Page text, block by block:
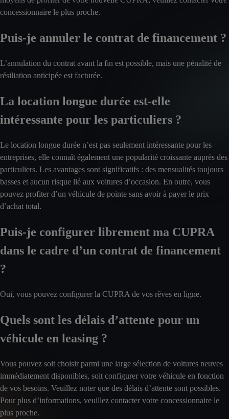
concessionnaire le plus proche.
Puis-je annuler le contrat de financement ?
L’annulation du contrat avant la fin est possible, mais une pénalité de
résiliation anticipée est facturée.
La location longue durée est-elle
intéressante pour les particuliers ?
Le location longue durée n’est pas seulement intéressante pour les
entreprises, elle connaît également une popularité croissante auprès des
particuliers. Les avantages sont significatifs : des mensualités toujours
basses et aucun risque lié aux voitures d’occasion. En outre, vous
pouvez profiter d’un véhicule de pointe sans avoir à payer le prix
d’achat total.
Puis-je configurer librement ma CUPRA
dans le cadre d’un contrat de financement
?
Oui, vous pouvez configurer la CUPRA de vos rêves en ligne.
Quels sont les délais d’attente pour un
véhicule en leasing ?
Vous pouvez soit choisir parmi une large sélection de voitures neuves
immédiatement disponibles, soit configurer votre véhicule en fonction
de vos besoins. Veuillez noter que des délais d’attente sont possibles.
Pour plus d’informations, veuillez contacter votre concessionnaire le
plus proche.